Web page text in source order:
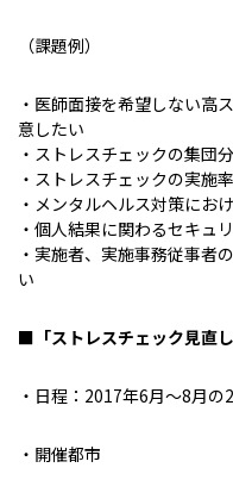
（課題例）
・医師面接を希望しない高
意したい
・ストレスチェックの集団
・ストレスチェックの実施
・メンタルヘルス対策にお
・個人結果に関わるセキュ
・実施者、実施事務従事者
い な
■「ストレスチェック見直
・日程：2017年6月～8月の
・開催都市